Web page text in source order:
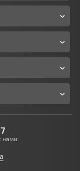
нами: